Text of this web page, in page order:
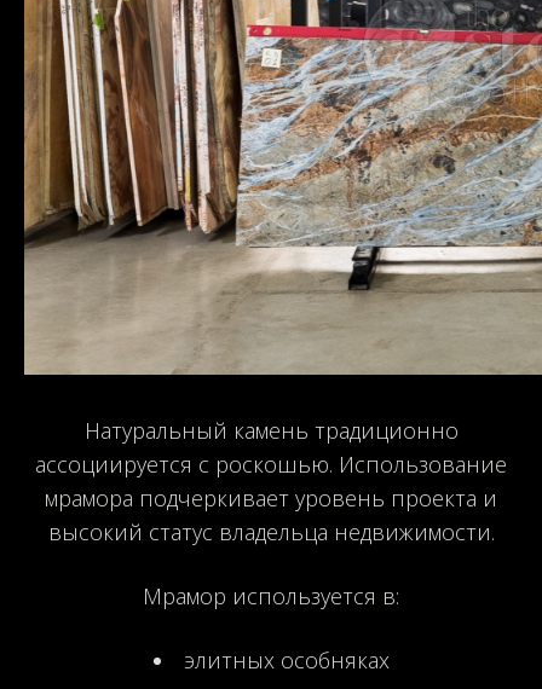
Натуральный камень традиционно
ассоциируется с роскошью. Использование
мрамора подчеркивает уровень проекта и
высокий статус владельца недвижимости.
Мрамор используется в:
элитных особняках